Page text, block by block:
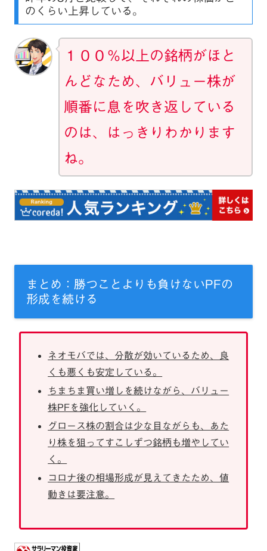
のくらい上昇している。
１００％以上の銘柄がほと
んどなため、バリュー株が
順番に息を吹き返している
のは、はっきりわかります
ね。
まとめ：勝つことよりも負けないPFの
形成を続ける
ネオモバでは、分散が効いているため、良
くも悪くも安定している。
ちまちま買い増しを続けながら、バリュー
株PFを強化していく。
グロース株の割合は少な目ながらも、あた
り株を狙ってすこしずつ銘柄も増やしてい
く。
コロナ後の相場形成が見えてきたため、値
動きは要注意。